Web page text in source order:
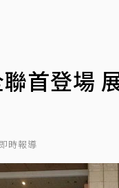
首登場
時報導